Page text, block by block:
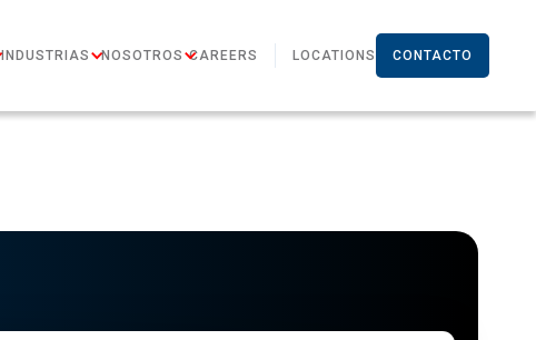
INDUSTRIAS NOSOTROS CAREERS LOCATIONS CONTACTO